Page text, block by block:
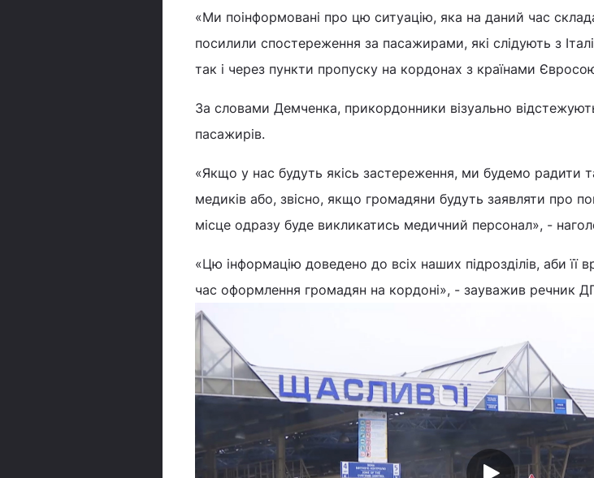
«Ми поінформовані про цю ситуацію, яка на даний час
посилили спостереження за пасажирами, які слідують з
так і через пункти пропуску на кордонах з країнами
За словами Демченка, прикордонники візуально
пасажирів.
«Якщо у нас будуть якісь застереження, ми будемо радити
медиків або, звісно, якщо громадяни будуть заявляти про
місце одразу буде викликатись медичний персонал», -
«Цю інформацію доведено до всіх наших підрозділів, аби її
час оформлення громадян на кордоні», - зауважив речник